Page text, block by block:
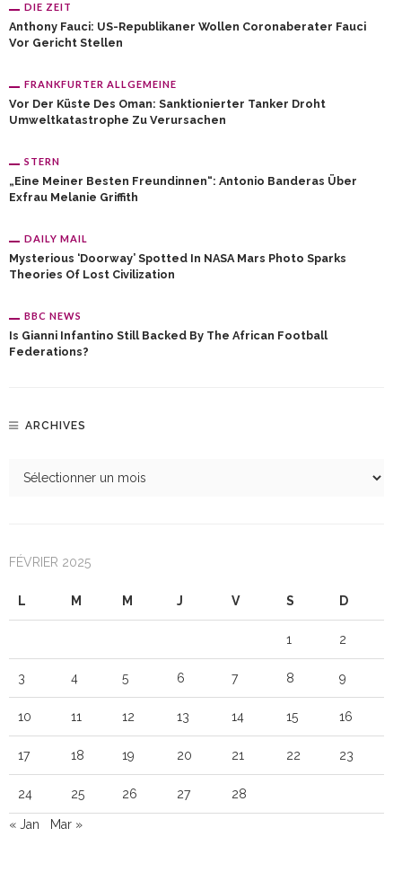
DIE ZEIT
Anthony Fauci: US-Republikaner Wollen Coronaberater Fauci
Vor Gericht Stellen
FRANKFURTER ALLGEMEINE
Vor Der Küste Des Oman: Sanktionierter Tanker Droht
Umweltkatastrophe Zu Verursachen
STERN
„Eine Meiner Besten Freundinnen“: Antonio Banderas Über
Exfrau Melanie Griffith
DAILY MAIL
Mysterious ‘doorway’ Spotted In NASA Mars Photo Sparks
Theories Of Lost Civilization
BBC NEWS
Is Gianni Infantino Still Backed By The African Football
Federations?
ARCHIVES
FÉVRIER 2025
L M M J V S D
1 2
3 4 5 6 7 8 9
10 11 12 13 14 15 16
17 18 19 20 21 22 23
24 25 26 27 28
« Jan Mar »